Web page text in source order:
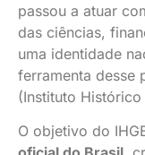
passou a atuar
das ciências,
uma identidade
ferramenta desse
(Instituto
O objetivo do